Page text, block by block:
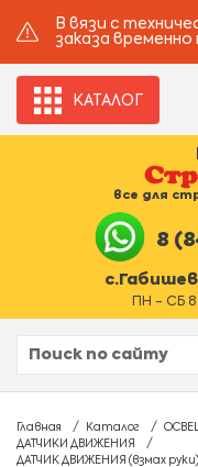
В вязи с
заказа
КАТАЛОГ
все для
8
ПН - СБ
Главная Каталог
ДАТЧИКИ ДВИЖЕНИЯ
ДАТЧИК ДВИЖЕНИЯ (взмах руки)